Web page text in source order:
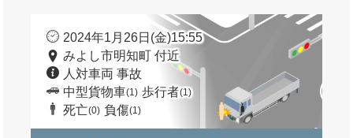
2024年1月26日(金)15:55
みよし市明知町 付近
人対車両 事故
中型貨物車(1) 歩行者(1)
死亡(0) 負傷(1)